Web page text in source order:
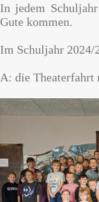
In jedem
Gute kommen.
Im Schuljahr
A: die Theaterfahrt